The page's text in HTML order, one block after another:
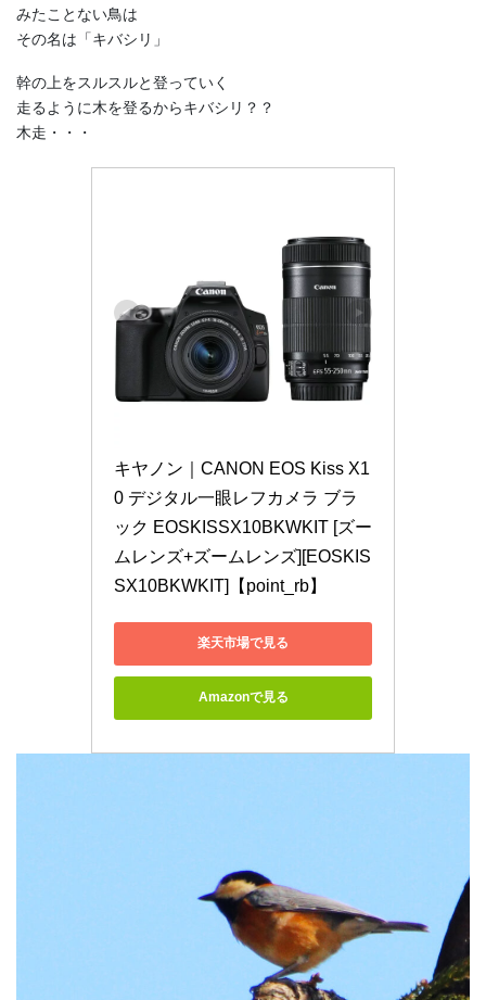
みたことない鳥は
その名は「キバシリ」
幹の上をスルスルと登っていく
走るように木を登るからキバシリ？？
木走・・・
キヤノン｜CANON EOS Kiss X1
0 デジタル一眼レフカメラ ブラ
ック EOSKISSX10BKWKIT [ズー
ムレンズ+ズームレンズ][EOSKIS
SX10BKWKIT]【point_rb】
楽天市場で見る
Amazonで見る